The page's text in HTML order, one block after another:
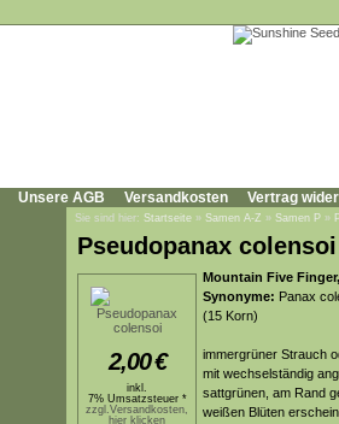
Unsere AGB Versandkosten Vertrag
Sie sind hier: Startseite » Samen A-Z » Samen P »
Pseudopanax colensoi
2,00€
inkl.
7% Umsatzsteuer *
zzgl.Versandkosten,
hier klicken
Mountain Five
Synonyme: Panax
(15 Korn)
immergrüner Strauch
mit wechselständig
sattgrünen, am Rand
weißen Blüten